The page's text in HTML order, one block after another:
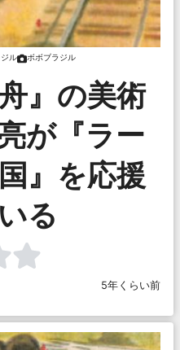
ル ボボブラジル
』の美術
が『ラー
』を応援
る
5年くらい前